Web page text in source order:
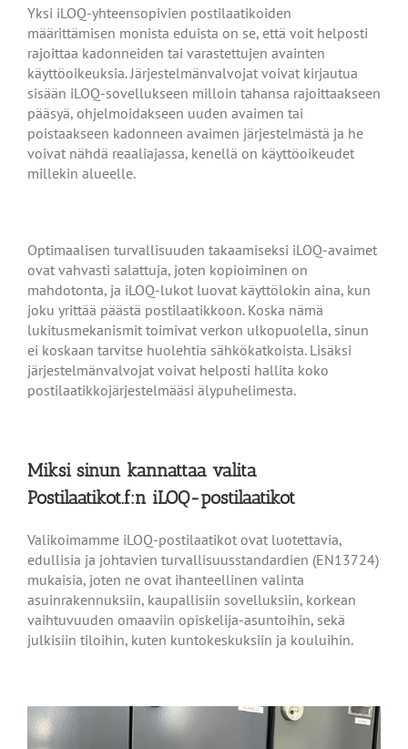
Yksi iLOQ-yhteensopivien postilaatikoiden
määrittämisen monista eduista on se, että voit helposti
rajoittaa kadonneiden tai varastettujen avainten
käyttöoikeuksia. Järjestelmänvalvojat voivat kirjautua
sisään iLOQ-sovellukseen milloin tahansa rajoittaakseen
pääsyä, ohjelmoidakseen uuden avaimen tai
poistaakseen kadonneen avaimen järjestelmästä ja he
voivat nähdä reaaliajassa, kenellä on käyttöoikeudet
millekin alueelle.
Optimaalisen turvallisuuden takaamiseksi iLOQ-avaimet
ovat vahvasti salattuja, joten kopioiminen on
mahdotonta, ja iLOQ-lukot luovat käyttölokin aina, kun
joku yrittää päästä postilaatikkoon. Koska nämä
lukitusmekanismit toimivat verkon ulkopuolella, sinun
ei koskaan tarvitse huolehtia sähkökatkoista. Lisäksi
järjestelmänvalvojat voivat helposti hallita koko
postilaatikkojärjestelmääsi älypuhelimesta.
Miksi sinun kannattaa valita
Postilaatikot.f:n iLOQ-postilaatikot
Valikoimamme iLOQ-postilaatikot ovat luotettavia,
edullisia ja johtavien turvallisuusstandardien (EN13724)
mukaisia, joten ne ovat ihanteellinen valinta
asuinrakennuksiin, kaupallisiin sovelluksiin, korkean
vaihtuvuuden omaaviin opiskelija-asuntoihin, sekä
julkisiin tiloihin, kuten kuntokeskuksiin ja kouluihin.